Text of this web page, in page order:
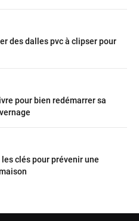
des dalles pvc à clipser pour
pour bien redémarrer sa
clés pour prévenir une